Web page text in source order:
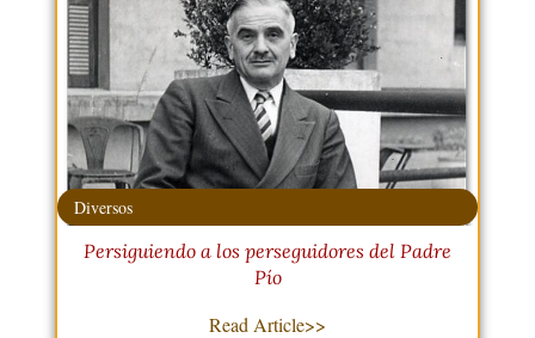
Diversos
Persiguiendo a los perseguidores del Padre
Pío
Read Article>>